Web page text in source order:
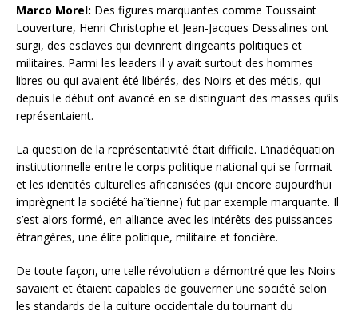
Marco Morel: Des figures marquantes comme Toussaint
Louverture, Henri Christophe et Jean-Jacques Dessalines ont
surgi, des esclaves qui devinrent dirigeants politiques et
militaires. Parmi les leaders il y avait surtout des hommes
libres ou qui avaient été libérés, des Noirs et des métis, qui
depuis le début ont avancé en se distinguant des masses qu’ils
représentaient.
La question de la représentativité était difficile. L’inadéquation
institutionnelle entre le corps politique national qui se formait
et les identités culturelles africanisées (qui encore aujourd’hui
imprègnent la société haïtienne) fut par exemple marquante. Il
s’est alors formé, en alliance avec les intérêts des puissances
étrangères, une élite politique, militaire et foncière.
De toute façon, une telle révolution a démontré que les Noirs
savaient et étaient capables de gouverner une société selon
les standards de la culture occidentale du tournant du